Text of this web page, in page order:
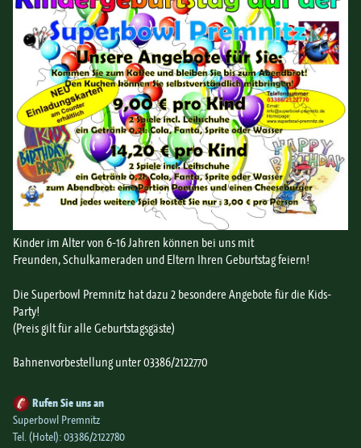
Kinder im Alter von 6-16 Jahren können bei uns mit
Freunden, Schulkameraden und Eltern Ihren Geburtstag feiern!
Die Superbowl Premnitz hat dazu 2 besondere Angebote für die Kids-
Party!
(Preis gilt für alle Geburtstagsgäste)
Bahnenvorbestellung unter 03386/2122770
Rufen Sie uns an
Superbowl Premnitz
Tel. (Hotel):03386/2122780